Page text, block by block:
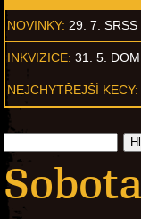
NOVINKY: 29. 7.
INKVIZICE: 31. 5.
NEJCHYTŘEJŠÍ KECY: